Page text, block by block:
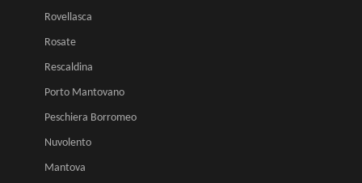
Rovellasca
Rosate
Rescaldina
Porto Mantovano
Peschiera Borromeo
Nuvolento
Mantova